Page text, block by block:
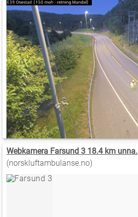
Webkamera Farsund 3 18.4 km unna.
(norskluftambulanse.no)